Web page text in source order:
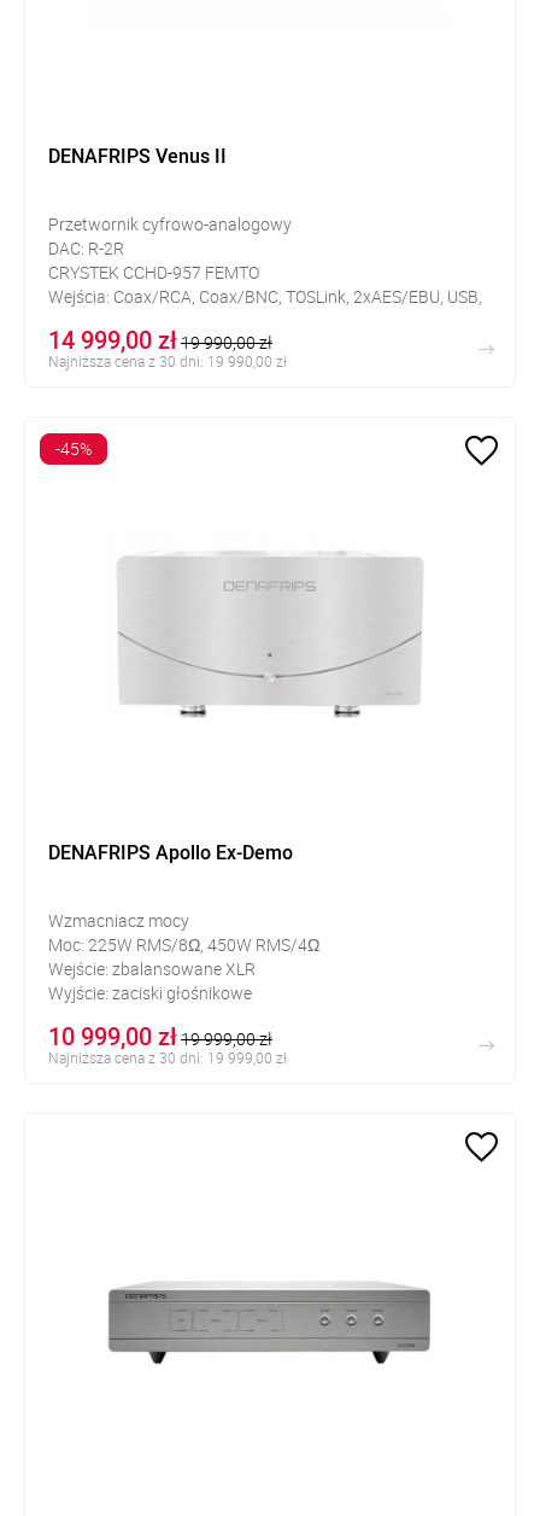
DENAFRIPS Venus II
Przetwornik cyfrowo-analogowy
DAC: R-2R
CRYSTEK CCHD-957 FEMTO
Wejścia: Coax/RCA, Coax/BNC, TOSLink, 2xAES/EBU, USB,
Wyjścia: XLR, RCA
14 999,00 zł19 990,00 zł
Najniższa cena z 30 dni: 19 990,00 zł
DENAFRIPS Apollo Ex-Demo
Wzmacniacz mocy
Moc: 225W RMS/8Ω, 450W RMS/4Ω
Wejście: zbalansowane XLR
Wyjście: zaciski głośnikowe
10 999,00 zł19 999,00 zł
Najniższa cena z 30 dni: 19 999,00 zł
-45%